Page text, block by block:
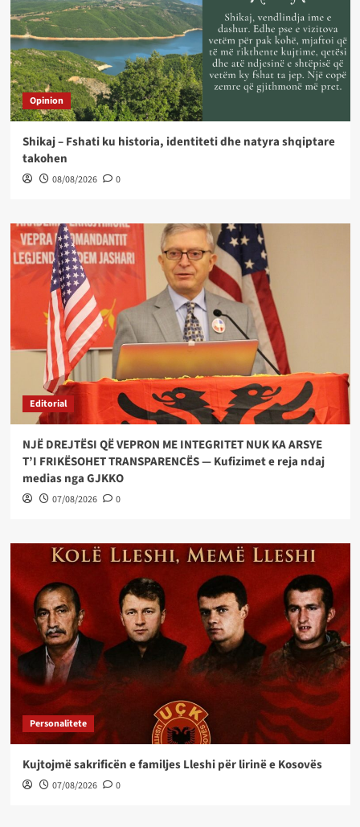
Opinion
Shikaj – Fshati ku historia, identiteti dhe natyra shqiptare
takohen
08/08/2026 0
Editorial
NJË DREJTËSI QË VEPRON ME INTEGRITET NUK KA ARSYE
T’I FRIKËSOHET TRANSPARENCËS — Kufizimet e reja ndaj
medias nga GJKKO
07/08/2026 0
Personalitete
Kujtojmë sakrificën e familjes Lleshi për lirinë e Kosovës
07/08/2026 0